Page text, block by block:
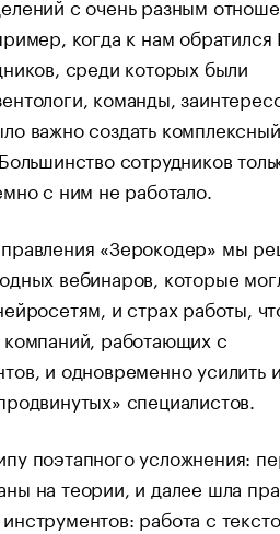
когда к нам обратился
среди которых были
команды,
важно создать комплексный
сотрудников
с ним не работало.
«Зерокодер» мы
вебинаров, которые
и страх работы,
работающих с
и одновременно усилить и
специалистов.
поэтапного усложнения:
на теории, и далее шла
работа с